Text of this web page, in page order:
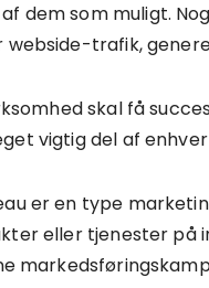
dem som muligt.
trafik,
skal få
vigtig del af
er en type
eller tjenester på